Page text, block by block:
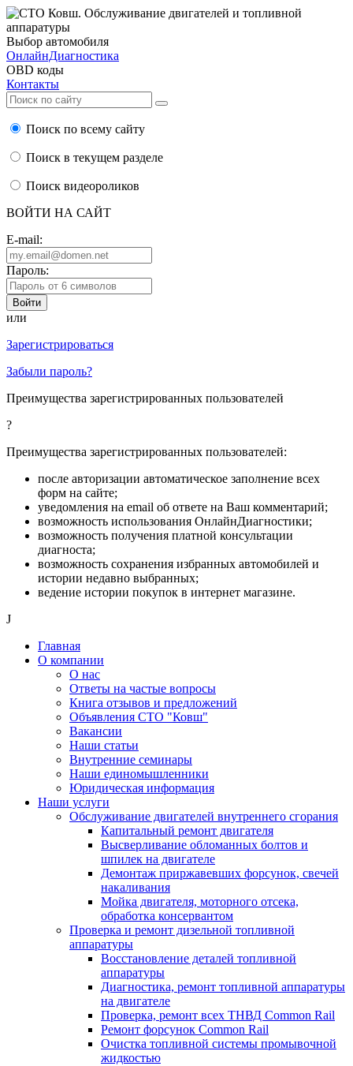
Выбор автомобиля
ОнлайнДиагностика
OBD коды
Контакты
Поиск по всему сайту
Поиск в текущем разделе
Поиск видеороликов
ВОЙТИ НА САЙТ
E-mail:
Пароль:
или
Зарегистрироваться
Забыли пароль?
Преимущества зарегистрированных пользователей
?
Преимущества зарегистрированных пользователей:
после авторизации автоматическое заполнение всех
форм на сайте;
уведомления на email об ответе на Ваш комментарий;
возможность использования ОнлайнДиагностики;
возможность получения платной консультации
диагноста;
возможность сохранения избранных автомобилей и
истории недавно выбранных;
ведение истории покупок в интернет магазине.
J
Главная
О компании
О нас
Ответы на частые вопросы
Книга отзывов и предложений
Объявления СТО "Ковш"
Вакансии
Наши статьи
Внутренние семинары
Наши единомышленники
Юридическая информация
Наши услуги
Обслуживание двигателей внутреннего сгорания
Капитальный ремонт двигателя
Высверливание обломанных болтов и
шпилек на двигателе
Демонтаж приржавевших форсунок, свечей
накаливания
Мойка двигателя, моторного отсека,
обработка консервантом
Проверка и ремонт дизельной топливной
аппаратуры
Восстановление деталей топливной
аппаратуры
Диагностика, ремонт топливной аппаратуры
на двигателе
Проверка, ремонт всех ТНВД Common Rail
Ремонт форсунок Common Rail
Очистка топливной системы промывочной
жидкостью